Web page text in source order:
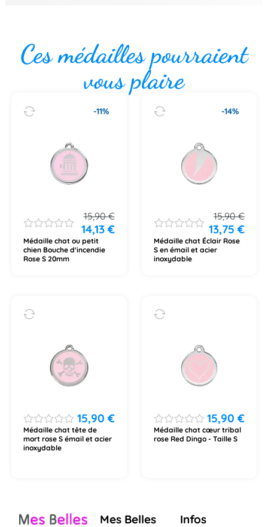
Ces médailles pourraient
vous plaire
-11%
15,90€
14,13 €
Médaille chat ou petit
chien Bouche d'incendie
Rose S 20mm
-14%
15,90€
13,75€
Médaille chat Éclair Rose
S en émail et acier
inoxydable
15,90 €
Médaille chat tête de
mort rose S émail et acier
inoxydable
15,90€
Médaille chat cœur tribal
rose Red Dingo - Taille S
Mes Belles
Infos